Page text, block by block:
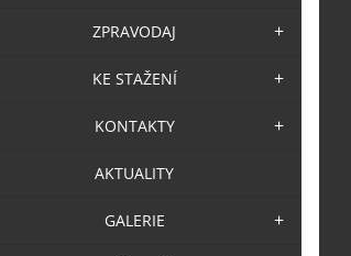
ZPRAVODAJ
KE STAŽENÍ
KONTAKTY
AKTUALITY
GALERIE